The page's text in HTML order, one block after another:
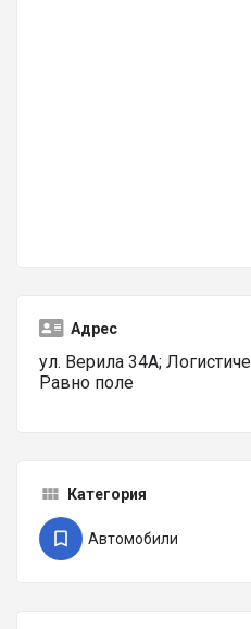
Адрес
ул. Верила 34А;
Равно поле
Категория
Автомобили